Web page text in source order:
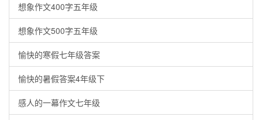
想象作文400字五年级
想象作文500字五年级
愉快的寒假七年级答案
愉快的暑假答案4年级下
感人的一幕作文七年级